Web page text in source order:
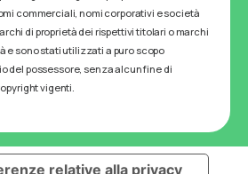
commerciali, nomi corporativi e società
di proprietà dei rispettivi titolari o marchi
e sono stati utilizzati a puro scopo
del possessore, senza alcun fine di
vigenti.
relative alla privacy